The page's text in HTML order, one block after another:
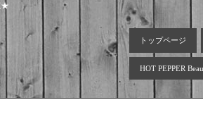
★
トップページ
HOT PEPPER